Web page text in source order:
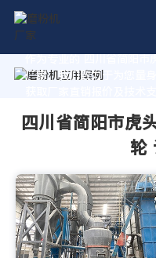
作为专业的 四川省简阳
厂家，我们致力于为您量
四川省简阳市虎
轮